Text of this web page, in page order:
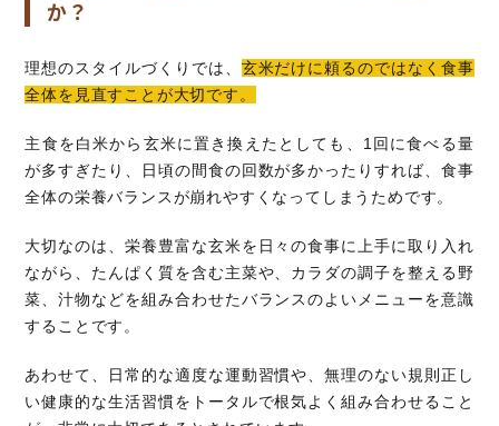
か？
理想のスタイルづくりでは、 玄米だけに頼るのではなく食事
全体を見直すことが大切です。
主食を白米から玄米に置き換えたとしても、1回に食べる量
が多すぎたり、日頃の間食の回数が多かったりすれば、食事
全体の栄養バランスが崩れやすくなってしまうためです。
大切なのは、栄養豊富な玄米を日々の食事に上手に取り入れ
ながら、たんぱく質を含む主菜や、カラダの調子を整える野
菜、汁物などを組み合わせたバランスのよいメニューを意識
することです。
あわせて、日常的な適度な運動習慣や、無理のない規則正し
い健康的な生活習慣をトータルで根気よく組み合わせること